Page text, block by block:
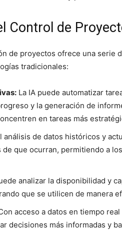
Control de
de proyectos ofrece una serie
tradicionales:
La IA puede automatizar
y la generación de
en tareas más
análisis de datos históricos y
que ocurran, permitiendo a
analizar la disponibilidad y
que se utilicen de manera
acceso a datos en tiempo
decisiones más informadas y